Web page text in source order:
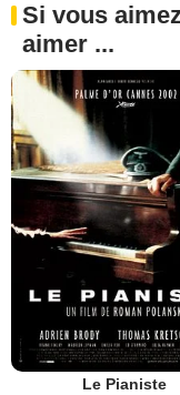
Si vous
aimer ...
Le Pianiste